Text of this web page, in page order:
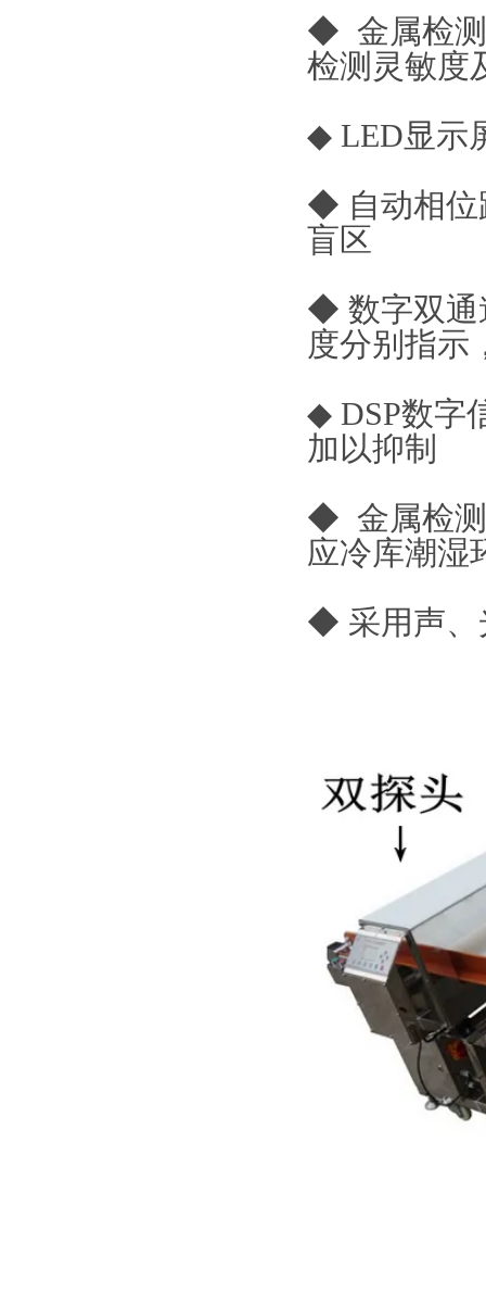
◆ 金属检测
检测灵敏度
◆ LED显示
◆ 自动相位
盲区
◆ 数字双通
度分别指示
◆ DSP数字
加以抑制
◆ 金属检测
应冷库潮湿
◆ 采用声、